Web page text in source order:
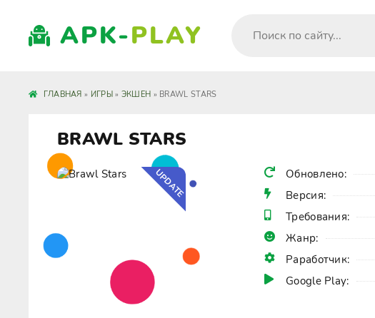
APK-PLAY
ГЛАВНАЯ » ИГРЫ» ЭКШЕН » BRAWL STARS
BRAWL STARS
Обновлено:
Версия:
Требования:
Жанр:
Раработчик:
Google Play:
UPDATE